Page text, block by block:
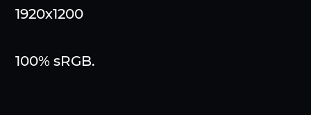
1920х1200
100% sRGB.